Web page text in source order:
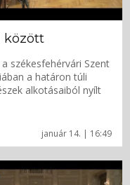
január 14. | 16:49
között
a székesfehérvári Szent
a határon túli
alkotásaiból nyílt